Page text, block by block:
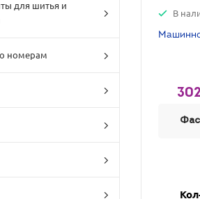
для шитья и
номерам
В